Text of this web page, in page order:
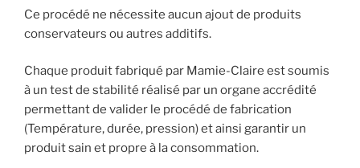
Ce procédé ne nécessite aucun ajout de produits
conservateurs ou autres additifs.
Chaque produit fabriqué par Mamie-Claire est soumis
à un test de stabilité réalisé par un organe accrédité
permettant de valider le procédé de fabrication
(Température, durée, pression) et ainsi garantir un
produit sain et propre à la consommation.